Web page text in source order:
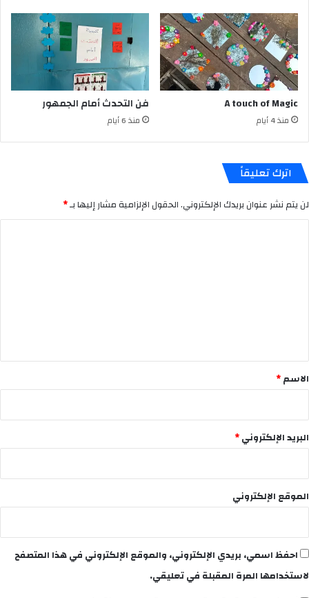
A touch of Magic
منذ 4 أيام
فن التحدث أمام الجمهور
منذ 6 أيام
اترك تعليقاً
لن يتم نشر عنوان بريدك الإلكتروني.الحقول الإلزامية مشار إليها بـ*
*
الاسم*
البريد الإلكتروني*
الموقع الإلكتروني
احفظ اسمي، بريدي الإلكتروني، والموقع الإلكتروني في هذا المتصفح
لاستخدامها المرة المقبلة في تعليقي.